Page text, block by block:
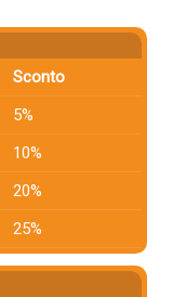
Sconto
5%
10%
20%
25%